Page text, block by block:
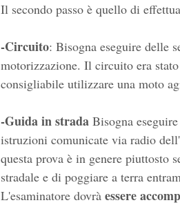
Il secondo passo è quello di
-Circuito: Bisogna eseguire delle
motorizzazione. Il circuito era
consigliabile utilizzare una moto
-Guida in strada Bisogna
istruzioni comunicate via radio
questa prova è in genere piuttosto
stradale e di poggiare a terra
L'esaminatore dovrà essere